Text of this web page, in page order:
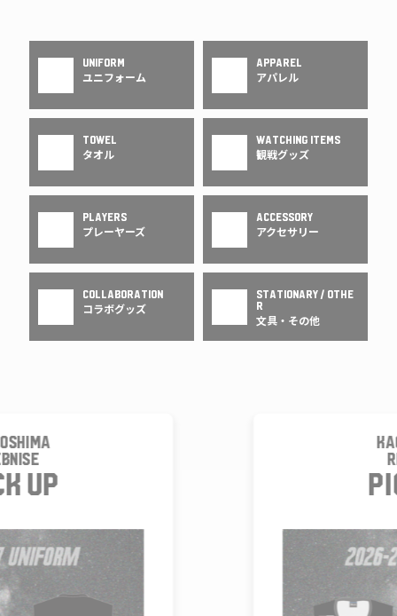
UNIFORM
ユニフォーム
APPAREL
アパレル
TOWEL
タオル
WATCHING ITEMS
観戦グッズ
PLAYERS
プレーヤーズ
ACCESSORY
アクセサリー
COLLABORATION
コラボグッズ
STATIONARY / OTHE
R
文具・その他